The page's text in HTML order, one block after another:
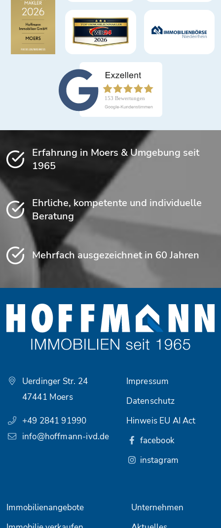
Erfahrung in Moers & Umgebung seit
1965
Ehrliche, kompetente und individuelle
Beratung
Mehrfach ausgezeichnet in 60 Jahren
Uerdinger Str. 24
47441 Moers
+49 2841 91990
info@hoffmann-ivd.de
Immobilienangebote
Unternehmen
Impressum
Datenschutz
Hinweis EU AI Act
facebook
instagram